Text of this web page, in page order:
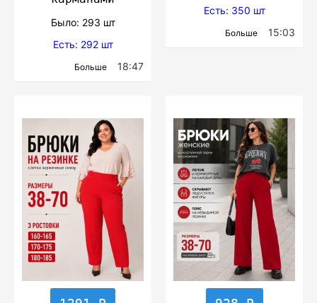
Было: 293 шт
Есть: 292 шт
Больше 18:47
Есть: 350 шт
Больше 15:03